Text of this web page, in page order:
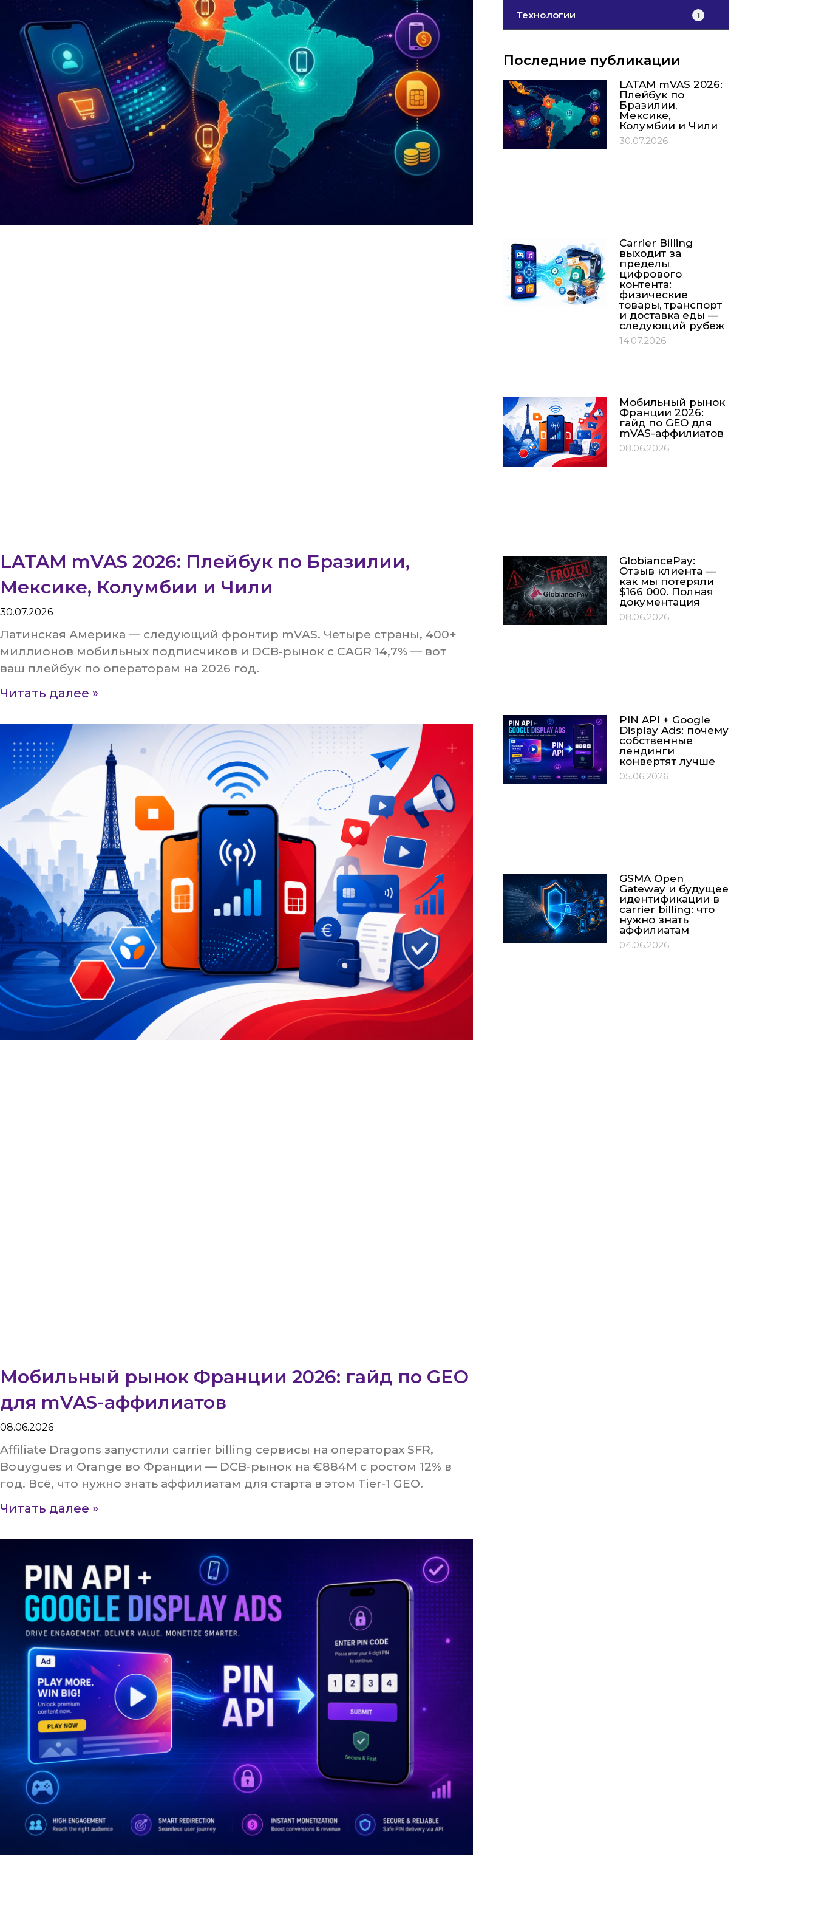
LATAM mVAS 2026: Плейбук по Бразилии,
Мексике, Колумбии и Чили
30.07.2026
Латинская Америка — следующий фронтир mVAS. Четыре страны, 400+
миллионов мобильных подписчиков и DCB-рынок с CAGR 14,7% — вот
ваш плейбук по операторам на 2026 год.
Читать далее »
Мобильный рынок Франции 2026: гайд по GEO
для mVAS-аффилиатов
08.06.2026
Affiliate Dragons запустили carrier billing сервисы на операторах SFR,
Bouygues и Orange во Франции — DCB-рынок на €884M с ростом 12% в
год. Всё, что нужно знать аффилиатам для старта в этом Tier-1 GEO.
Читать далее »
Технологии 1
Последние публикации
LATAM mVAS 2026:
Плейбук по
Бразилии,
Мексике,
Колумбии и Чили
30.07.2026
Carrier Billing
выходит за
пределы
цифрового
контента:
физические
товары, транспорт
и доставка еды —
следующий рубеж
14.07.2026
Мобильный рынок
Франции 2026:
гайд по GEO для
mVAS-аффилиатов
08.06.2026
GlobiancePay:
Отзыв клиента —
как мы потеряли
$166 000. Полная
документация
08.06.2026
PIN API + Google
Display Ads: почему
собственные
лендинги
конвертят лучше
05.06.2026
GSMA Open
Gateway и будущее
идентификации в
carrier billing: что
нужно знать
аффилиатам
04.06.2026